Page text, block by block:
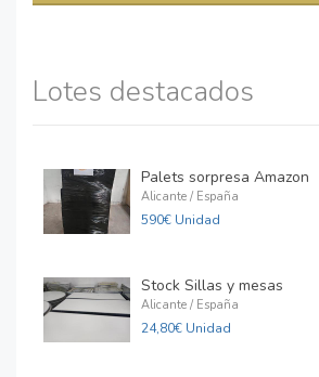
Lotes destacados
Palets sorpresa Amazon
Alicante / España
590€ Unidad
Stock Sillas y mesas
Alicante / España
24,80€ Unidad